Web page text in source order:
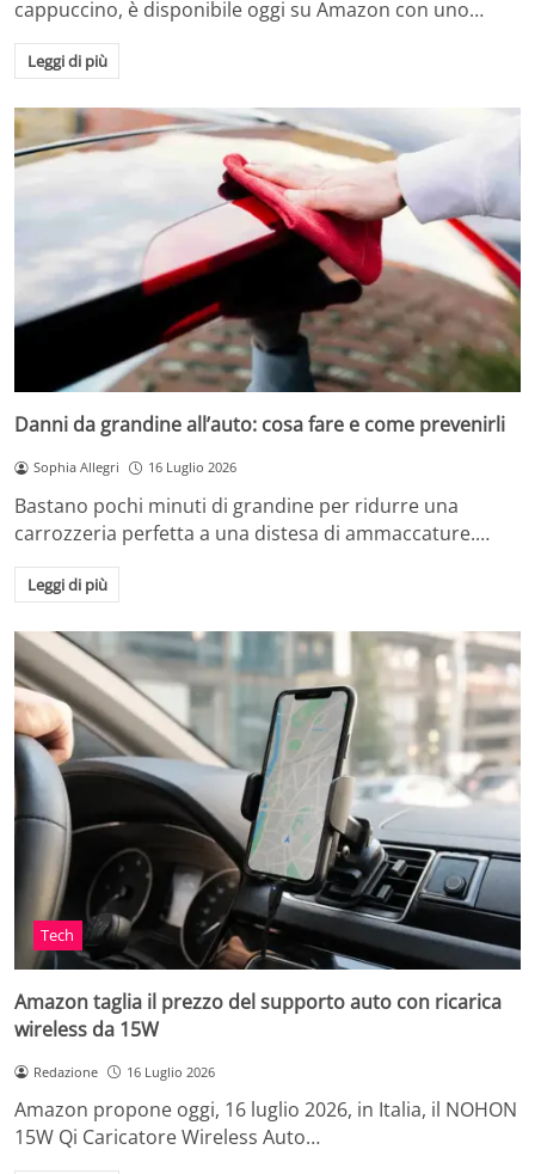
cappuccino, è disponibile oggi su Amazon con uno…
Leggi di più
Danni da grandine all’auto: cosa fare e come prevenirli
Sophia Allegri 16 Luglio 2026
Bastano pochi minuti di grandine per ridurre una
carrozzeria perfetta a una distesa di ammaccature.…
Leggi di più
Tech
Amazon taglia il prezzo del supporto auto con ricarica
wireless da 15W
Redazione 16 Luglio 2026
Amazon propone oggi, 16 luglio 2026, in Italia, il NOHON
15W Qi Caricatore Wireless Auto…